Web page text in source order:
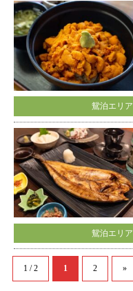
鴛泊エリア
鴛泊エリア
1 / 2 1 2 »